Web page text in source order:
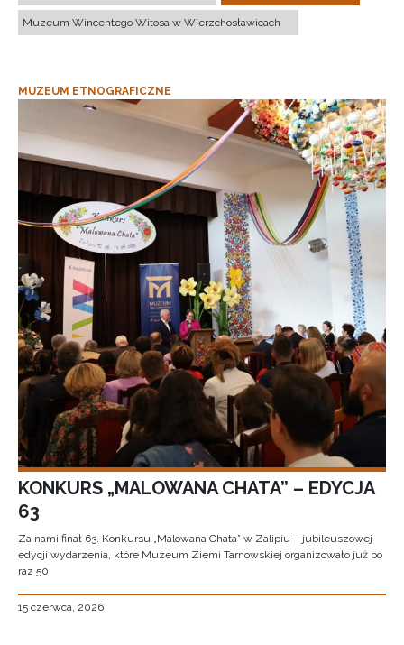
Muzeum Wincentego Witosa w Wierzchosławicach
MUZEUM ETNOGRAFICZNE
KONKURS „MALOWANA CHATA” – EDYCJA
63
Za nami finał 63. Konkursu „Malowana Chata” w Zalipiu – jubileuszowej
edycji wydarzenia, które Muzeum Ziemi Tarnowskiej organizowało już po
raz 50.
15 czerwca, 2026